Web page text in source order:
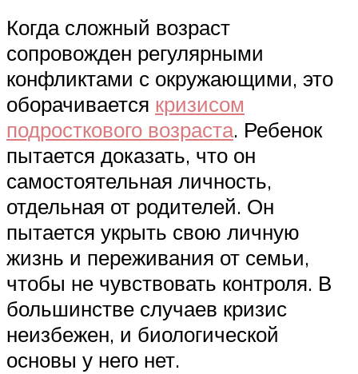
Когда сложный возраст
сопровожден регулярными
конфликтами с окружающими, это
оборачивается кризисом
подросткового возраста. Ребенок
пытается доказать, что он
самостоятельная личность,
отдельная от родителей. Он
пытается укрыть свою личную
жизнь и переживания от семьи,
чтобы не чувствовать контроля. В
большинстве случаев кризис
неизбежен, и биологической
основы у него нет.